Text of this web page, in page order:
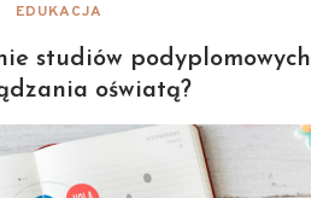
EDUKACJA
studiów podyplomowych
oświatą?